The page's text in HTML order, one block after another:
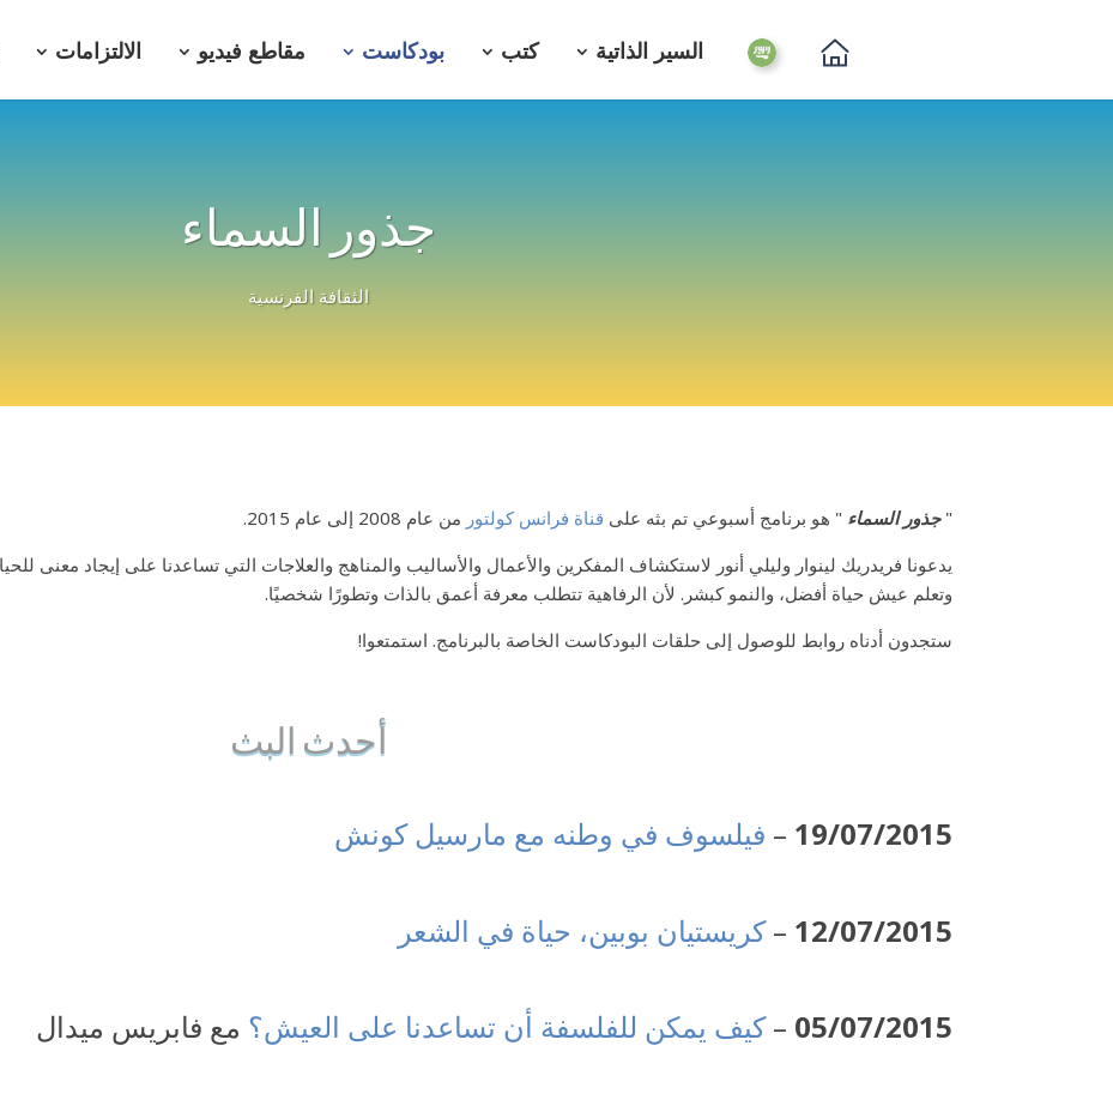
السير الذاتية كتب بودكاست مقاطع فيديو الالتزامات
جذور السماء
الثقافة الفرنسية
"جذور السماء " هو برنامج أسبوعي تم بثه على قناة فرانس كولتور من عام 2008 إلى عام 2015.
يدعونا فريدريك لينوار وليلي أنور لاستكشاف المفكرين والأعمال والأساليب والمناهج والعلاجات التي تساعدنا على إيجاد معنى
وتعلم عيش حياة أفضل، والنمو كبشر. لأن الرفاهية تتطلب معرفة أعمق بالذات وتطورًا شخصيًا.
ستجدون أدناه روابط للوصول إلى حلقات البودكاست الخاصة بالبرنامج. استمتعوا!
أحدث البث
19/07/2015
– فيلسوف في وطنه مع مارسيل كونش
12/07/2015
–كريستيان بوبين، حياة في الشعر
05/07/2015
–كيف يمكن للفلسفة أن تساعدنا على العيش؟ مع فابريس ميدال